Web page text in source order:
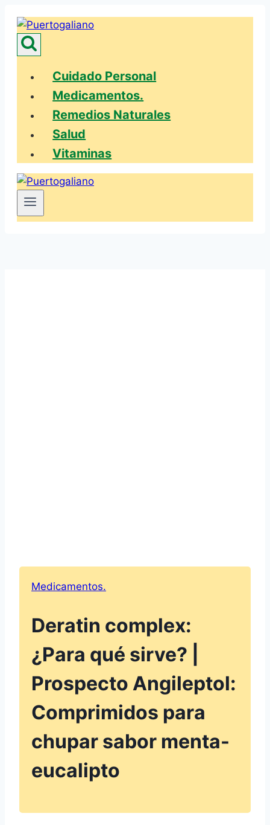
contenido
Cuidado Personal
Medicamentos.
Remedios Naturales
Salud
Vitaminas
Medicamentos.
Deratin complex:
¿Para qué sirve? |
Prospecto Angileptol:
Comprimidos para
chupar sabor menta-
eucalipto